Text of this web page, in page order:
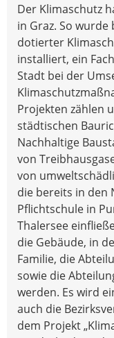
Der Klimaschutz
in Graz. So
dotierter
installiert, ein
Stadt bei der
Projekten zählen
städtischen
Nachhaltige
von
von
die bereits in den
Pflichtschule in
Thalersee
die Gebäude, in
Familie, die
sowie die
werden. Es wird
auch die
dem Projekt